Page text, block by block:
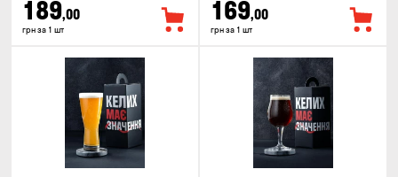
189,00
грн за 1 шт
169,00
грн за 1 шт